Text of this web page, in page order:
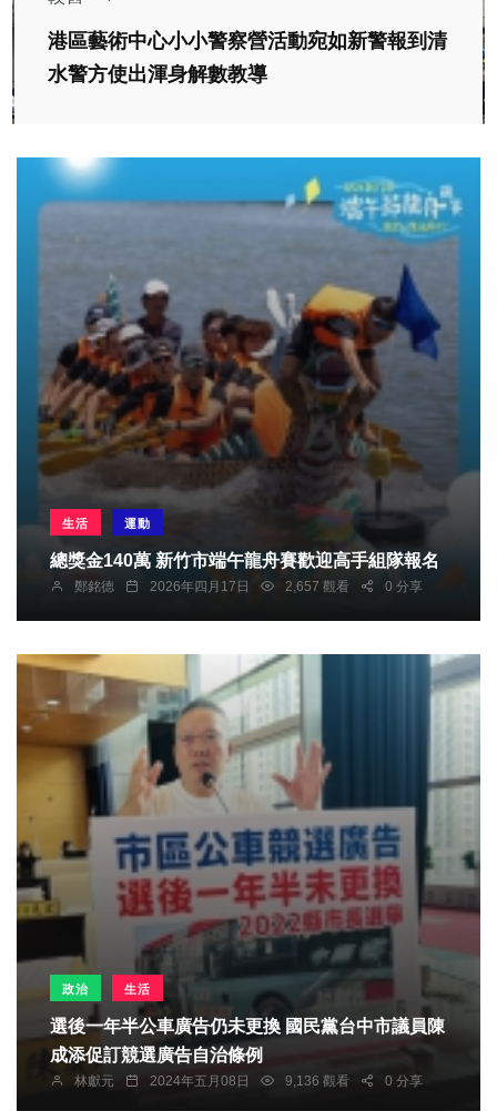
港區藝術中心小小警察營活動宛如新警報到清
水警方使出渾身解數教導
生活 運動
總獎金140萬 新竹市端午龍舟賽歡迎高手組隊報名
鄭銘德 2026年四月17日 2,657 觀看 0 分享
政治 生活
選後一年半公車廣告仍未更換 國民黨台中市議員陳
成添促訂競選廣告自治條例
林獻元 2024年五月08日 9,136 觀看 0 分享